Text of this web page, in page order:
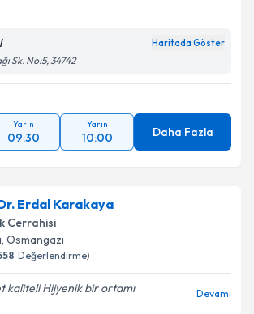
Haritada Göster
Sk. No:5, 34742
Yarın
09:30
Yarın
10:00 Daha Fazla
Erdal Karakaya
Cerrahisi
, Osmangazi
Değerlendirme)
kaliteli Hijyenik bir ortamı
Devamı